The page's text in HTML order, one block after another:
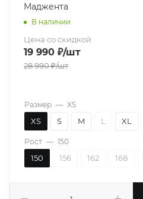
Маджента
В наличии
Цена со скидкой
19 990 ₽/шт
28 990₽/шт
Размер — XS
XS S M L XL
Рост — 150
150 156 162 168